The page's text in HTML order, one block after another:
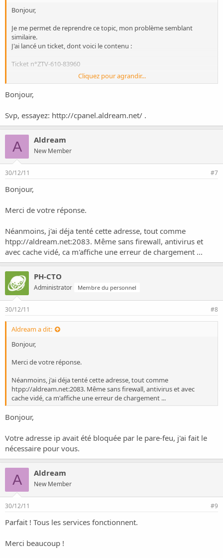
Bonjour,
Je me permet de reprendre ce topic, mon problème semblant
similaire.
J'ai lancé un ticket, dont voici le contenu :
Ticket n°ZTV-610-83960
C'est assez ennuyeux, et je souhaiterais une solution rapide ...
En remerciant d'avance pour toute aide.
Cordialement.
Cliquez pour agrandir...
Bonjour,
Svp, essayez: http://cpanel.aldream.net/ .
A Aldream
New Member
30/12/11 #7
Bonjour,
Merci de votre réponse.
Néanmoins, j'ai déja tenté cette adresse, tout comme
htpp://aldream.net:2083. Même sans firewall, antivirus et
avec cache vidé, ca m'affiche une erreur de chargement ...
PH-CTO
Administrator Membre du personnel
30/12/11 #8
Aldream a dit:
Bonjour,
Merci de votre réponse.
Néanmoins, j'ai déja tenté cette adresse, tout comme
htpp://aldream.net:2083. Même sans firewall, antivirus et avec
cache vidé, ca m'affiche une erreur de chargement ...
Bonjour,
Votre adresse ip avait été bloquée par le pare-feu, j'ai fait le
nécessaire pour vous.
A Aldream
New Member
30/12/11 #9
Parfait ! Tous les services fonctionnent.
Merci beaucoup !